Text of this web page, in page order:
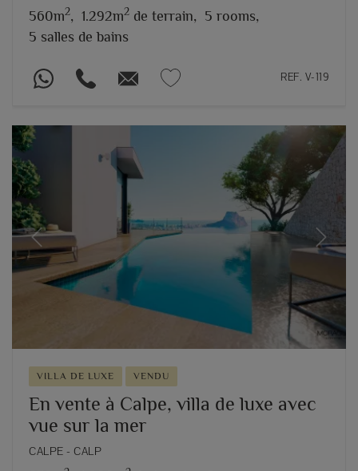
560m2, 1.292m2 de terrain, 5 rooms,
5 salles de bains
REF. V-119
Previous Next
VILLA DE LUXE VENDU
En vente à Calpe, villa de luxe avec
vue sur la mer
CALPE - CALP